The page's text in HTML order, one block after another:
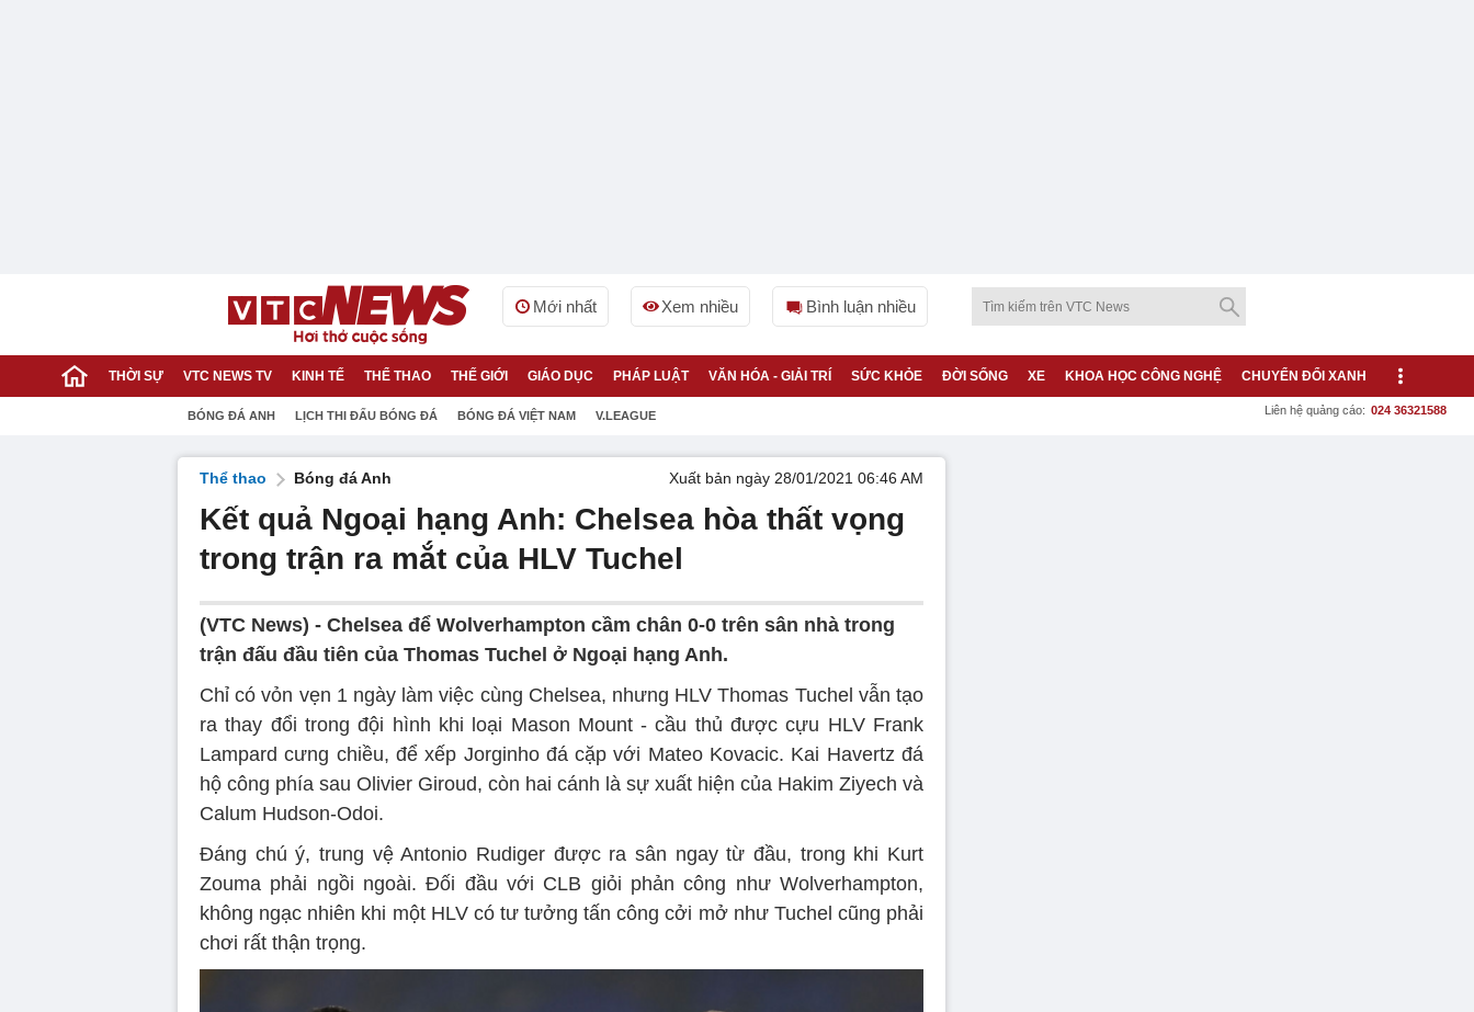
Mới nhất Xem nhiều Bình luận nhiều
THỜI SỰ VTC NEWS TV KINH TẾ THỂ THAO THẾ GIỚI GIÁO DỤC PHÁP LUẬT VĂN HÓA - GIẢI TRÍ SỨC KHỎE ĐỜI SỐNG XE KHOA HỌC CÔNG NGHỆ CHUYỂN ĐỔI XANH
BÓNG ĐÁ ANH LỊCH THI ĐẤU BÓNG ĐÁ BÓNG ĐÁ VIỆT NAM V.LEAGUE Liên hệ quảng cáo: 024 36321588
Thể thao Bóng đá Anh Xuất bản ngày 28/01/2021 06:46 AM
Kết quả Ngoại hạng Anh: Chelsea hòa thất vọng
trong trận ra mắt của HLV Tuchel
(VTC News) - Chelsea để Wolverhampton cầm chân 0-0 trên sân nhà trong
trận đấu đầu tiên của Thomas Tuchel ở Ngoại hạng Anh.
Chỉ có vỏn vẹn 1 ngày làm việc cùng Chelsea, nhưng HLV Thomas Tuchel vẫn tạo
ra thay đổi trong đội hình khi loại Mason Mount - cầu thủ được cựu HLV Frank
Lampard cưng chiều, để xếp Jorginho đá cặp với Mateo Kovacic. Kai Havertz đá
hộ công phía sau Olivier Giroud, còn hai cánh là sự xuất hiện của Hakim Ziyech và
Calum Hudson-Odoi.
Đáng chú ý, trung vệ Antonio Rudiger được ra sân ngay từ đầu, trong khi Kurt
Zouma phải ngồi ngoài. Đối đầu với CLB giỏi phản công như Wolverhampton,
không ngạc nhiên khi một HLV có tư tưởng tấn công cởi mở như Tuchel cũng phải
chơi rất thận trọng.